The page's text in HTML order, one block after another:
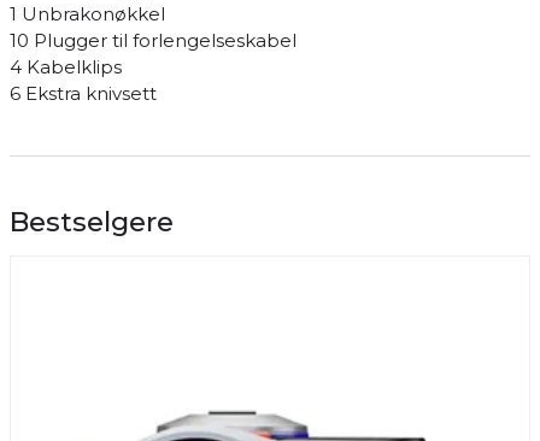
1 Unbrakonøkkel
10 Plugger til forlengelseskabel
4 Kabelklips
6 Ekstra knivsett
Bestselgere